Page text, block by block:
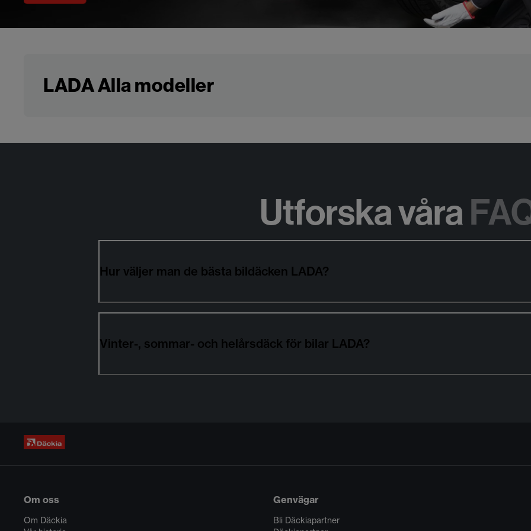
LADA Alla modeller
Utforska våra
Hur väljer man de bästa bildäcken LADA?
Vinter-, sommar- och helårsdäck för bilar LADA?
Om oss
Om Däckia
Genvägar
Bli Däckiapartner